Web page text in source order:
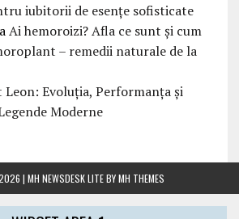
iubitorii de esențe sofisticate
Ai hemoroizi? Afla ce sunt și cum
– remedii naturale de la
Leon: Evoluția, Performanța și
Moderne
| MH NEWSDESK LITE BYMH THEMES